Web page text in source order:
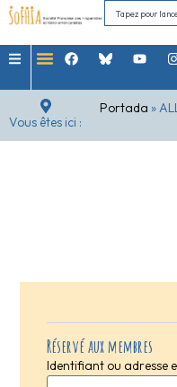
Vous êtes ici :
Portada »
Réservé aux membres
Identifiant ou adresse